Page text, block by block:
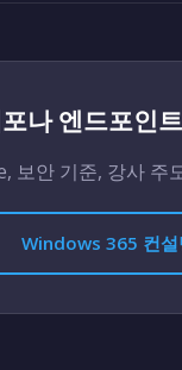
나 엔드포인
안 기준, 강사 주
Windows 365 컨설